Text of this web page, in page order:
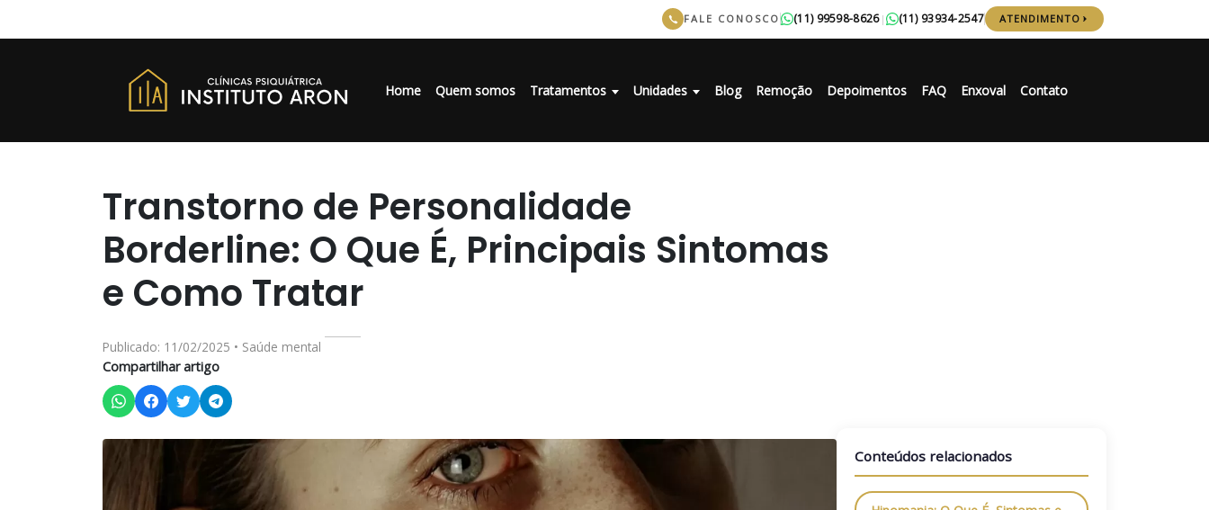
FALE CONOSCO (11) 99598-8626| (11) 93934-2547 ATENDIMENTO
Home Quem somos Tratamentos Unidades Blog Remoção Depoimentos FAQ Enxoval Contato
Transtorno de Personalidade
Borderline: O Que É, Principais Sintomas
e Como Tratar
Publicado: 11/02/2025 • Saúde mental
Compartilhar artigo
Conteúdos relacionados